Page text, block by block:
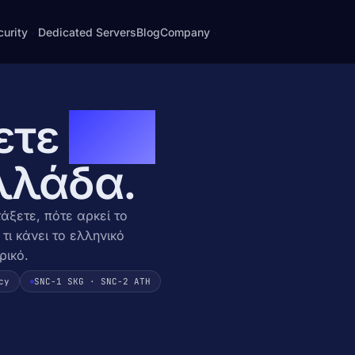
harden
Shield
WAF
· OSS
· OSS
Dedicated ServersBlogCompany
Blog
Notes from the rack
FAQ
Terms, privacy, payments
πότε αρκεί το
κάνει το ελληνικό
SNC-1 SKG · SNC-2 ATH